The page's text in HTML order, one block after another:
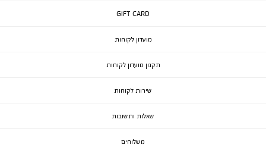
GIFT CARD
מועדון לקוחות
תקנון מועדון לקוחות
שירות לקוחות
שאלות ותשובות
משלוחים